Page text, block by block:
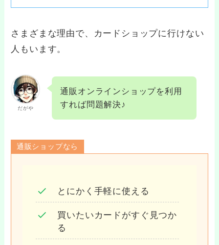
さまざまな理由で、カードショップに行けない
人もいます。
だがや
通販オンラインショップを利用
すれば問題解決♪
通販ショップなら
とにかく手軽に使える
買いたいカードがすぐ見つか
る